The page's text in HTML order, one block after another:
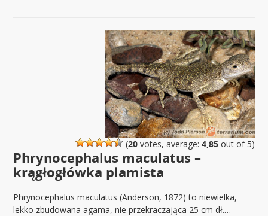
(20votes, average: 4,85out of 5)
Phrynocephalus maculatus –
krągłogłówka plamista
Phrynocephalus maculatus (Anderson, 1872) to niewielka,
lekko zbudowana agama, nie przekraczająca 25 cm dł.…